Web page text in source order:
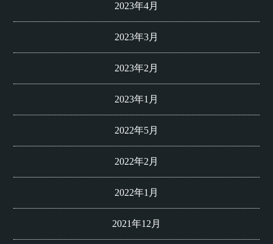
2023年4月
2023年3月
2023年2月
2023年1月
2022年5月
2022年2月
2022年1月
2021年12月